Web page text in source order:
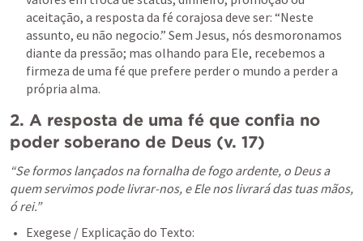
aceitação, a resposta da fé corajosa deve ser: “Neste
assunto, eu não negocio.” Sem Jesus, nós desmoronamos
diante da pressão; mas olhando para Ele, recebemos a
firmeza de uma fé que prefere perder o mundo a perder a
própria alma.
2. A resposta de uma fé que confia no
poder soberano de Deus (v. 17)
“Se formos lançados na fornalha de fogo ardente, o Deus a
quem servimos pode livrar-nos, e Ele nos livrará das tuas mãos,
ó rei.”
Exegese / Explicação do Texto: